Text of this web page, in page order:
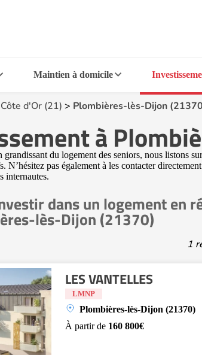
Maintien à domicile
Côte d'Or (21) > Plombières-lès-Dijon
à
du logement des seniors, nous listons
pas également à les contacter
internautes.
dans un logement en
lès-Dijon (21370)
1
LES VANTELLES
LMNP
Plombières-lès-Dijon (21370)
À partir de 160 800€